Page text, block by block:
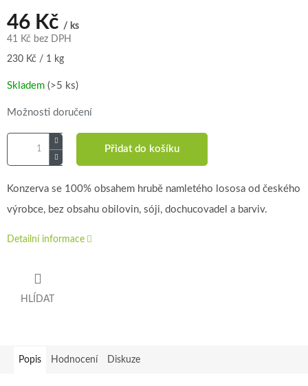
46 Kč / ks
41 Kč bez DPH
Měrná
230 Kč / 1 kg
Skladem (>5 ks)
Možnosti doručení
Přidat do košíku
Konzerva se 100% obsahem hrubě namletého lososa od českého
výrobce, bez obsahu obilovin, sóji, dochucovadel a barviv.
Detailní informace
HLÍDAT
Popis Hodnocení Diskuze